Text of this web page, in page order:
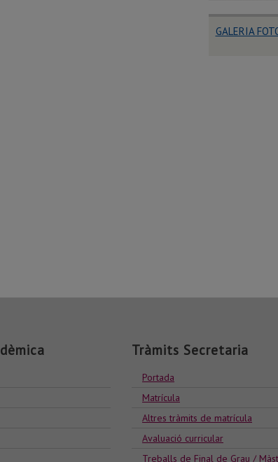
GALERIA
Tràmits Secretaria
Portada
Matrícula
Altres tràmits de matrícula
Avaluació curricular
Treballs de Final de Grau /